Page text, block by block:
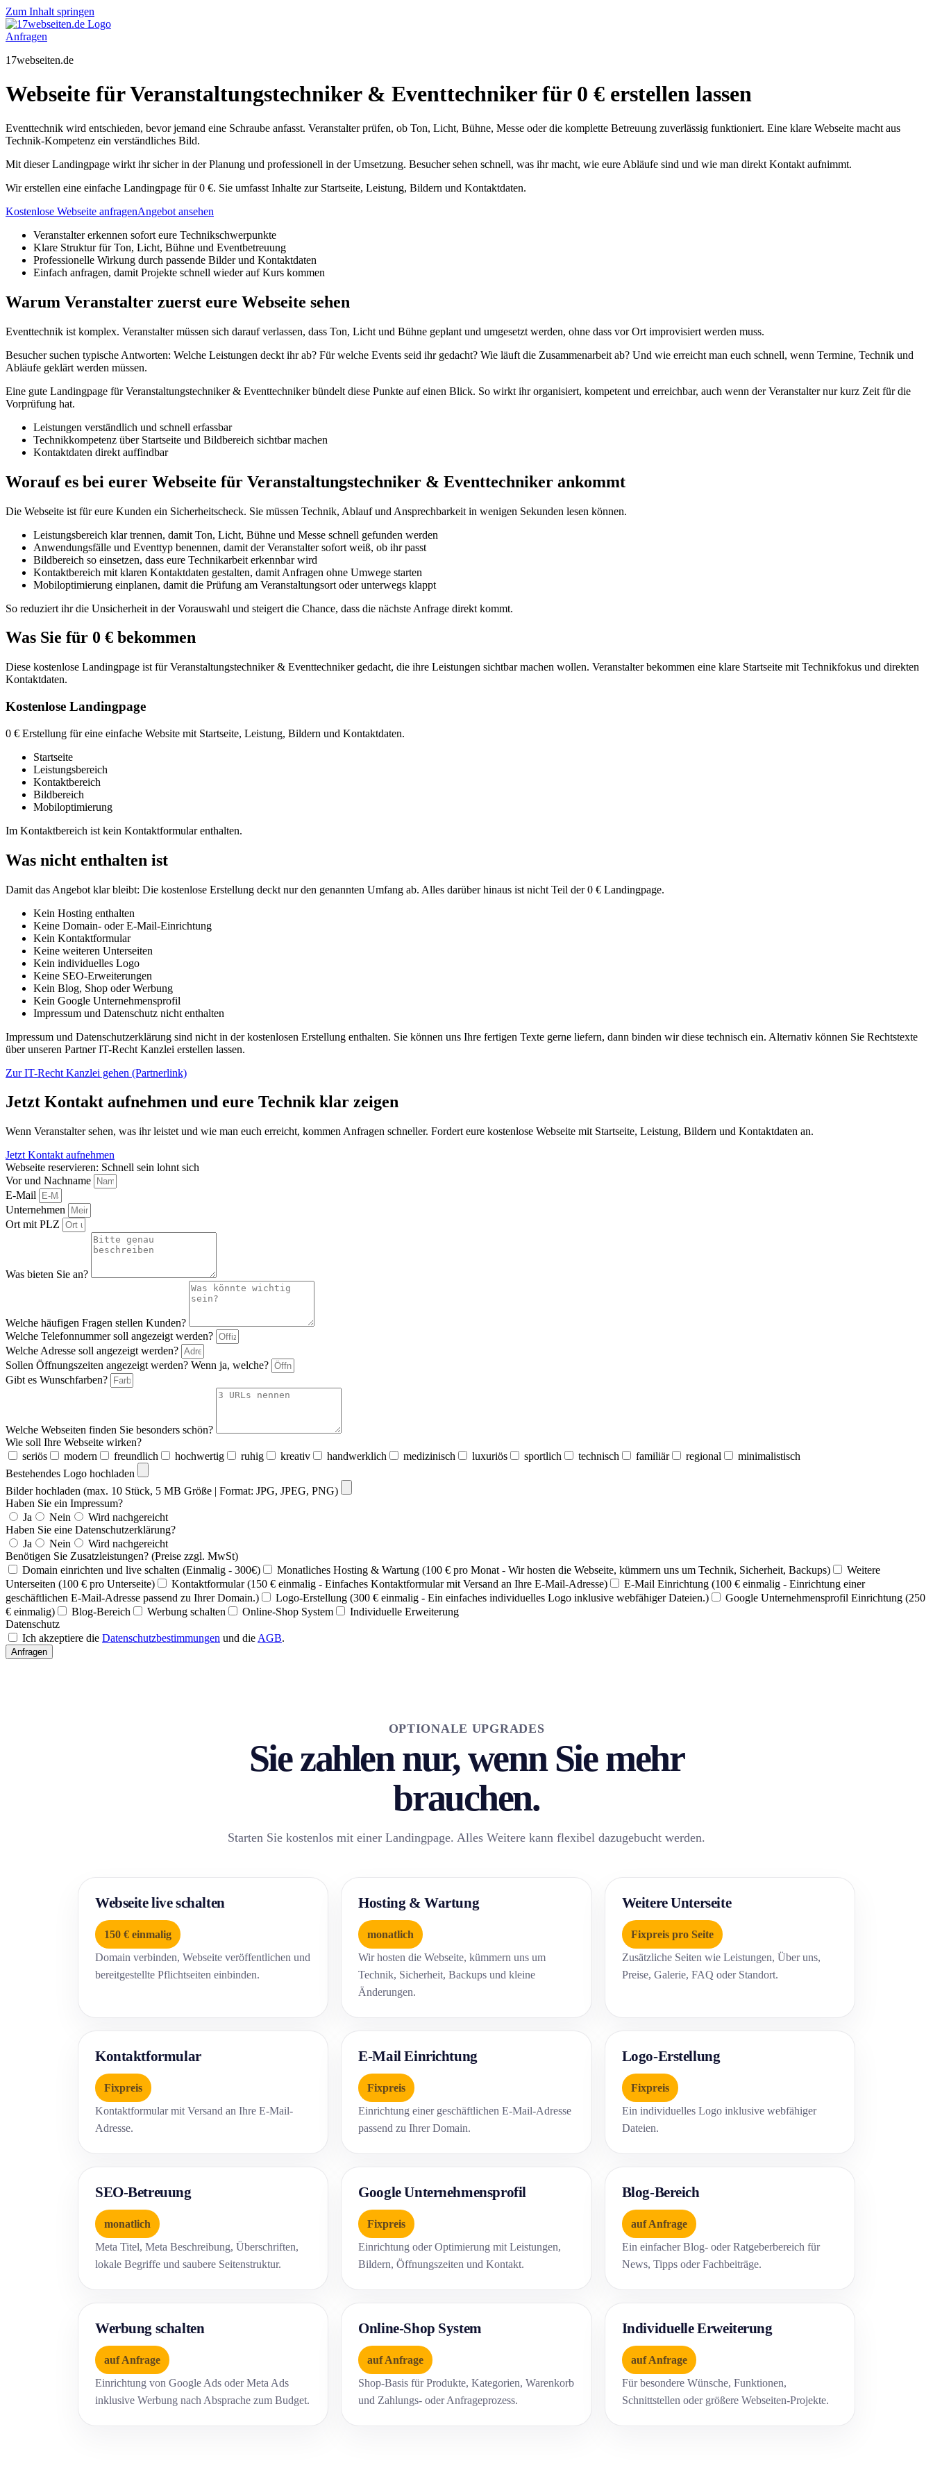
Zum Inhalt springen
Anfragen
17webseiten.de
Webseite für Veranstaltungstechniker & Eventtechniker für 0 € erstellen lassen
Eventtechnik wird entschieden, bevor jemand eine Schraube anfasst. Veranstalter prüfen, ob Ton, Licht, Bühne, Messe oder die komplette Betreuung zuverlässig funktioniert. Eine klare Webseite macht aus
Technik-Kompetenz ein verständliches Bild.
Mit dieser Landingpage wirkt ihr sicher in der Planung und professionell in der Umsetzung. Besucher sehen schnell, was ihr macht, wie eure Abläufe sind und wie man direkt Kontakt aufnimmt.
Wir erstellen eine einfache Landingpage für 0 €. Sie umfasst Inhalte zur Startseite, Leistung, Bildern und Kontaktdaten.
Kostenlose Webseite anfragenAngebot ansehen
Veranstalter erkennen sofort eure Technikschwerpunkte
Klare Struktur für Ton, Licht, Bühne und Eventbetreuung
Professionelle Wirkung durch passende Bilder und Kontaktdaten
Einfach anfragen, damit Projekte schnell wieder auf Kurs kommen
Warum Veranstalter zuerst eure Webseite sehen
Eventtechnik ist komplex. Veranstalter müssen sich darauf verlassen, dass Ton, Licht und Bühne geplant und umgesetzt werden, ohne dass vor Ort improvisiert werden muss.
Besucher suchen typische Antworten: Welche Leistungen deckt ihr ab? Für welche Events seid ihr gedacht? Wie läuft die Zusammenarbeit ab? Und wie erreicht man euch schnell, wenn Termine, Technik und
Abläufe geklärt werden müssen.
Eine gute Landingpage für Veranstaltungstechniker & Eventtechniker bündelt diese Punkte auf einen Blick. So wirkt ihr organisiert, kompetent und erreichbar, auch wenn der Veranstalter nur kurz Zeit für die
Vorprüfung hat.
Leistungen verständlich und schnell erfassbar
Technikkompetenz über Startseite und Bildbereich sichtbar machen
Kontaktdaten direkt auffindbar
Worauf es bei eurer Webseite für Veranstaltungstechniker & Eventtechniker ankommt
Die Webseite ist für eure Kunden ein Sicherheitscheck. Sie müssen Technik, Ablauf und Ansprechbarkeit in wenigen Sekunden lesen können.
Leistungsbereich klar trennen, damit Ton, Licht, Bühne und Messe schnell gefunden werden
Anwendungsfälle und Eventtyp benennen, damit der Veranstalter sofort weiß, ob ihr passt
Bildbereich so einsetzen, dass eure Technikarbeit erkennbar wird
Kontaktbereich mit klaren Kontaktdaten gestalten, damit Anfragen ohne Umwege starten
Mobiloptimierung einplanen, damit die Prüfung am Veranstaltungsort oder unterwegs klappt
So reduziert ihr die Unsicherheit in der Vorauswahl und steigert die Chance, dass die nächste Anfrage direkt kommt.
Was Sie für 0 € bekommen
Diese kostenlose Landingpage ist für Veranstaltungstechniker & Eventtechniker gedacht, die ihre Leistungen sichtbar machen wollen. Veranstalter bekommen eine klare Startseite mit Technikfokus und direkten
Kontaktdaten.
Kostenlose Landingpage
0 € Erstellung für eine einfache Website mit Startseite, Leistung, Bildern und Kontaktdaten.
Startseite
Leistungsbereich
Kontaktbereich
Bildbereich
Mobiloptimierung
Im Kontaktbereich ist kein Kontaktformular enthalten.
Was nicht enthalten ist
Damit das Angebot klar bleibt: Die kostenlose Erstellung deckt nur den genannten Umfang ab. Alles darüber hinaus ist nicht Teil der 0 € Landingpage.
Kein Hosting enthalten
Keine Domain- oder E-Mail-Einrichtung
Kein Kontaktformular
Keine weiteren Unterseiten
Kein individuelles Logo
Keine SEO-Erweiterungen
Kein Blog, Shop oder Werbung
Kein Google Unternehmensprofil
Impressum und Datenschutz nicht enthalten
Impressum und Datenschutzerklärung sind nicht in der kostenlosen Erstellung enthalten. Sie können uns Ihre fertigen Texte gerne liefern, dann binden wir diese technisch ein. Alternativ können Sie Rechtstexte
über unseren Partner IT-Recht Kanzlei erstellen lassen.
Zur IT-Recht Kanzlei gehen (Partnerlink)
Jetzt Kontakt aufnehmen und eure Technik klar zeigen
Wenn Veranstalter sehen, was ihr leistet und wie man euch erreicht, kommen Anfragen schneller. Fordert eure kostenlose Webseite mit Startseite, Leistung, Bildern und Kontaktdaten an.
Jetzt Kontakt aufnehmen
Webseite reservieren: Schnell sein lohnt sich
Vor und Nachname
E-Mail
Unternehmen
Ort mit PLZ
Was bieten Sie an?
Welche häufigen Fragen stellen Kunden?
Welche Telefonnummer soll angezeigt werden?
Welche Adresse soll angezeigt werden?
Sollen Öffnungszeiten angezeigt werden? Wenn ja, welche?
Gibt es Wunschfarben?
Welche Webseiten finden Sie besonders schön?
Wie soll Ihre Webseite wirken?
seriös
modern freundlich hochwertig ruhig kreativ handwerklich medizinisch luxuriös sportlich technisch familiär regional
minimalistisch
Bestehendes Logo hochladen
Bilder hochladen (max. 10 Stück, 5 MB Größe | Format: JPG, JPEG, PNG)
Haben Sie ein Impressum?
Ja
Nein
Wird nachgereicht
Haben Sie eine Datenschutzerklärung?
Ja
Nein
Wird nachgereicht
Benötigen Sie Zusatzleistungen? (Preise zzgl. MwSt)
Domain einrichten und live schalten (Einmalig - 300€)
Monatliches Hosting & Wartung (100 € pro Monat - Wir hosten die Webseite, kümmern uns um Technik, Sicherheit, Backups)
Weitere
Unterseiten (100 € pro Unterseite)
Kontaktformular (150 € einmalig - Einfaches Kontaktformular mit Versand an Ihre E-Mail-Adresse)
E-Mail Einrichtung (100 € einmalig - Einrichtung einer
geschäftlichen E-Mail-Adresse passend zu Ihrer Domain.)
Logo-Erstellung (300 € einmalig - Ein einfaches individuelles Logo inklusive webfähiger Dateien.)
Google Unternehmensprofil Einrichtung (250
€ einmalig)
Blog-Bereich Werbung schalten Online-Shop System
Individuelle Erweiterung
Datenschutz
Ich akzeptiere die Datenschutzbestimmungen und die AGB.
Anfragen
OPTIONALE UPGRADES
Sie zahlen nur, wenn Sie mehr
brauchen.
Starten Sie kostenlos mit einer Landingpage. Alles Weitere kann flexibel dazugebucht werden.
Webseite live schalten
150 € einmalig
Domain verbinden, Webseite veröffentlichen und
bereitgestellte Pflichtseiten einbinden.
Hosting & Wartung
monatlich
Wir hosten die Webseite, kümmern uns um
Technik, Sicherheit, Backups und kleine
Änderungen.
Weitere Unterseite
Fixpreis pro Seite
Zusätzliche Seiten wie Leistungen, Über uns,
Preise, Galerie, FAQ oder Standort.
Kontaktformular
Fixpreis
Kontaktformular mit Versand an Ihre E-Mail-
Adresse.
E-Mail Einrichtung
Fixpreis
Einrichtung einer geschäftlichen E-Mail-Adresse
passend zu Ihrer Domain.
Logo-Erstellung
Fixpreis
Ein individuelles Logo inklusive webfähiger
Dateien.
SEO-Betreuung
monatlich
Meta Titel, Meta Beschreibung, Überschriften,
lokale Begriffe und saubere Seitenstruktur.
Google Unternehmensprofil
Fixpreis
Einrichtung oder Optimierung mit Leistungen,
Bildern, Öffnungszeiten und Kontakt.
Blog-Bereich
auf Anfrage
Ein einfacher Blog- oder Ratgeberbereich für
News, Tipps oder Fachbeiträge.
Werbung schalten
auf Anfrage
Einrichtung von Google Ads oder Meta Ads
inklusive Werbung nach Absprache zum Budget.
Online-Shop System
auf Anfrage
Shop-Basis für Produkte, Kategorien, Warenkorb
und Zahlungs- oder Anfrageprozess.
Individuelle Erweiterung
auf Anfrage
Für besondere Wünsche, Funktionen,
Schnittstellen oder größere Webseiten-Projekte.